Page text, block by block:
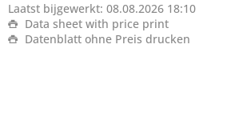
Laatst bijgewerkt: 08.08.2026 18:10
Data sheet with price print
Datenblatt ohne Preis drucken